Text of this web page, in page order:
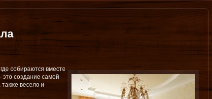
собираются вместе
это создание самой
весело и